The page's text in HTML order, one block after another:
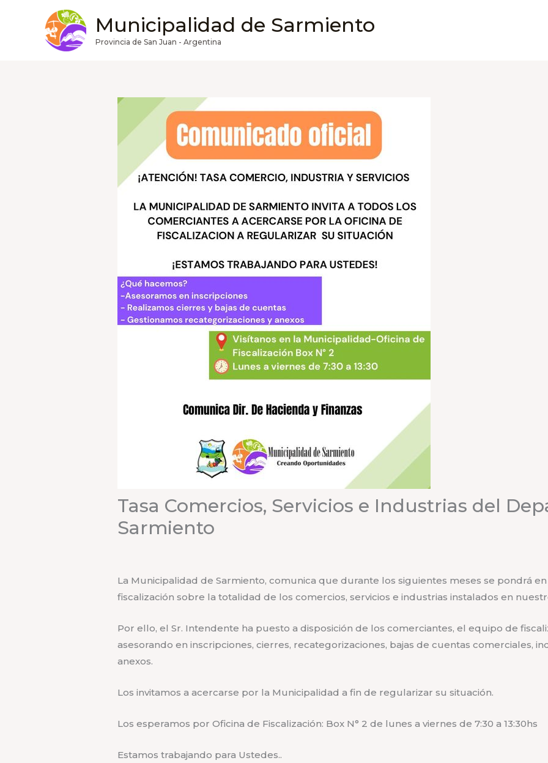
contenido
Municipalidad de Sarmiento
Provincia de San Juan - Argentina
Tasa Comercios, Servicios e Industrias del
Sarmiento
La Municipalidad de Sarmiento, comunica que durante los siguientes meses se pondrá
fiscalización sobre la totalidad de los comercios, servicios e industrias instalados en
Por ello, el Sr. Intendente ha puesto a disposición de los comerciantes, el equipo de
asesorando en inscripciones, cierres, recategorizaciones, bajas de cuentas comerciales,
anexos.
Los invitamos a acercarse por la Municipalidad a fin de regularizar su situación.
Los esperamos por Oficina de Fiscalización: Box N° 2 de lunes a viernes de 7:30 a 13:30hs
Estamos trabajando para Ustedes..